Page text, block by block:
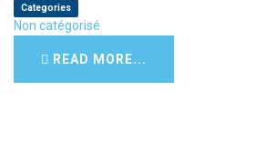
Categories
Non catégorisé
READ MORE...